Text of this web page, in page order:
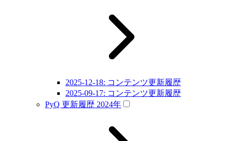
2025-12-18: コンテンツ更新履歴
2025-09-17: コンテンツ更新履歴
PyQ 更新履歴 2024年